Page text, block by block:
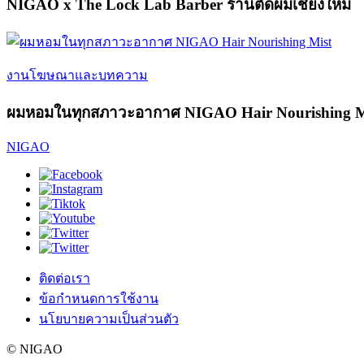
NIGAO x The Lock Lab Barber ร้านตัดผมเชียงใหม่
งานโฆษณาและบทความ
ผมหอมในทุกสภาวะอากาศ NIGAO Hair Nourishing
NIGAO
ติดต่อเรา
ข้อกำหนดการใช้งาน
นโยบายความเป็นส่วนตัว
© NIGAO